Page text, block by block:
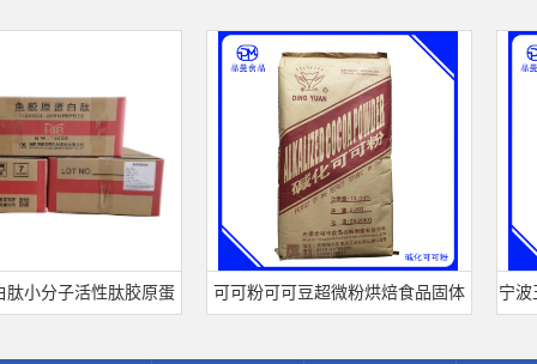
子活性肽胶原蛋 可可粉可可豆超微粉烘焙食品固体 宁波王龙山